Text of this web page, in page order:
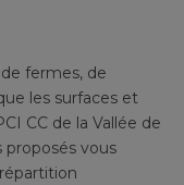
fermes, de
les surfaces et
CC de la Vallée de
proposés vous